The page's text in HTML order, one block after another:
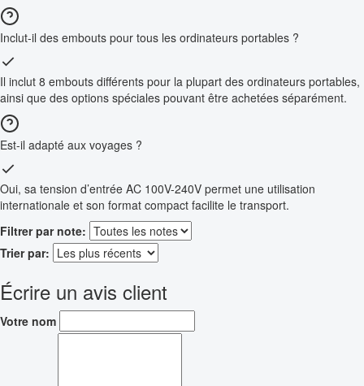
Inclut-il des embouts pour tous les ordinateurs portables ?
Il inclut 8 embouts différents pour la plupart des ordinateurs portables,
ainsi que des options spéciales pouvant être achetées séparément.
Est-il adapté aux voyages ?
Oui, sa tension d’entrée AC 100V-240V permet une utilisation
internationale et son format compact facilite le transport.
Filtrer par note:
Trier par:
Écrire un avis client
Votre nom